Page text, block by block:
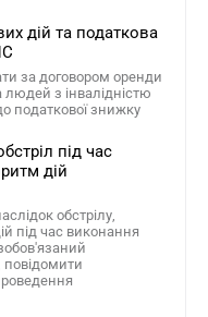
дій та податкова
за договором оренди
людей з інвалідністю
податкової знижку
під час
дій
обстрілу,
під час виконання
повідомити